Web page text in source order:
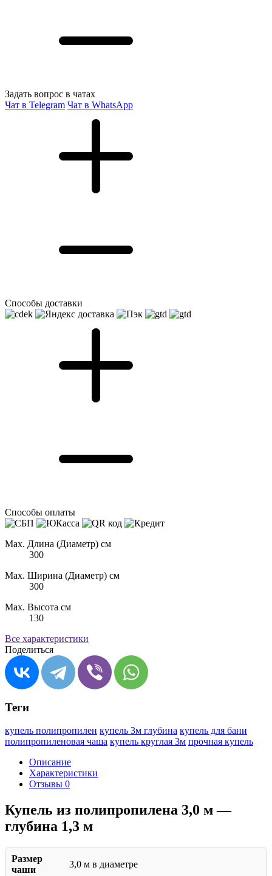
Задать вопрос в чатах
Чат в Telegram Чат в WhatsApp
Способы доставки
Способы оплаты
Max. Длина (Диаметр) см
300
Max. Ширина (Диаметр) см
300
Max. Высота см
130
Все характеристики
Поделиться
Теги
купель полипропилен купель 3м глубина купель для бани
полипропиленовая чаша купель круглая 3м прочная купель
Описание
Характеристики
Отзывы 0
Купель из полипропилена 3,0 м —
глубина 1,3 м
Размер
чаши
3,0 м в диаметре